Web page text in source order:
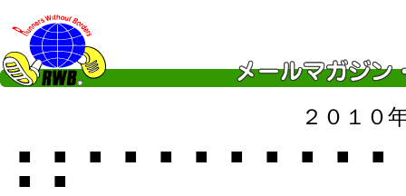
２０１０
■ ■ ■ ■ ■ ■ ■ ■ ■ ■
■ ■